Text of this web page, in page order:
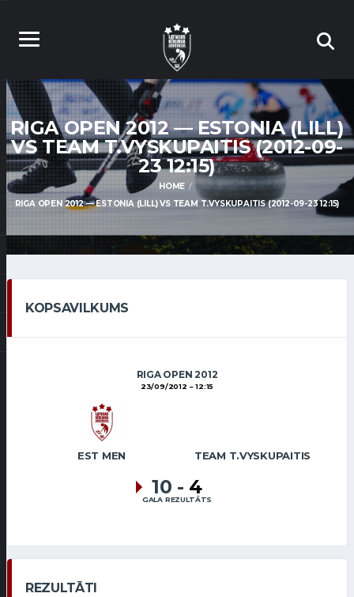
RIGA OPEN 2012 — ESTONIA (LILL)
VS TEAM T.VYSKUPAITIS (2012-09-
23 12:15)
HOME
RIGA OPEN 2012 — ESTONIA (LILL) VS TEAM T.VYSKUPAITIS (2012-09-23 12:15)
KOPSAVILKUMS
RIGA OPEN 2012
23/09/2012 12:15
EST MEN TEAM T.VYSKUPAITIS
10 - 4
GALA REZULTĀTS
REZULTĀTI